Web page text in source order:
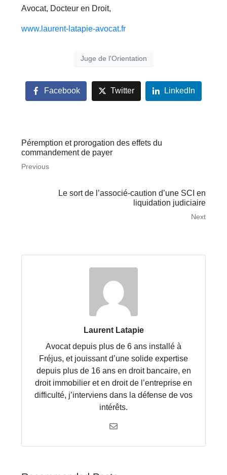
Avocat, Docteur en Droit,
www.laurent-latapie-avocat.fr
Juge de l'Orientation
Facebook Twitter LinkedIn
Péremption et prorogation des effets du
commandement de payer
Previous
Le sort de l’associé-caution d’une SCI en
liquidation judiciaire
Next
Laurent Latapie
Avocat depuis plus de 6 ans installé à
Fréjus, et jouissant d’une solide expertise
depuis plus de 16 ans en droit bancaire, en
droit immobilier et en droit de l’entreprise en
difficulté, j’interviens dans la défense de vos
intérêts.